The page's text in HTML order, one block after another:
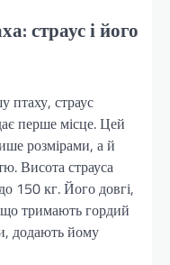
страус і його
птаху, страус
перше місце. Цей
розмірами, а й
Висота страуса
150 кг. Його довгі,
тримають гордий
додають йому